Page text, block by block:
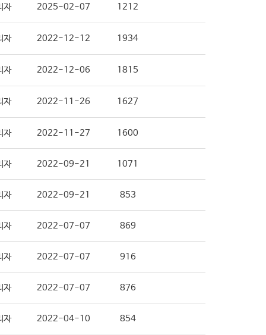
자 2025-02-07 1212
자 2022-12-12 1934
자 2022-12-06 1815
자 2022-11-26 1627
자 2022-11-27 1600
자 2022-09-21 1071
자 2022-09-21 853
자 2022-07-07 869
자 2022-07-07 916
자 2022-07-07 876
자 2022-04-10 854